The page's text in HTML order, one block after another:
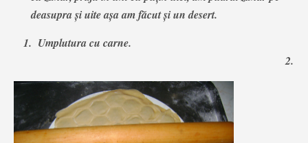
deasupra și uite așa am făcut și un desert.
1. Umplutura cu carne.
2.